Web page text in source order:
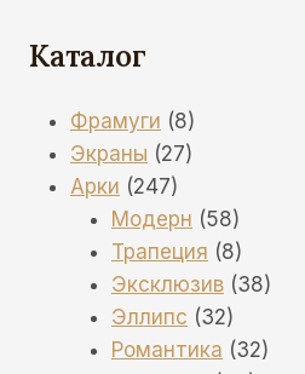
Каталог
Фрамуги 88
товаров
Экраны 2727
Арки 247247
товаров
Модерн 5858
товаров
Трапеция 88
товаров
Эксклюзив 3838
Эллипс 3232
товара
Романтика 3232